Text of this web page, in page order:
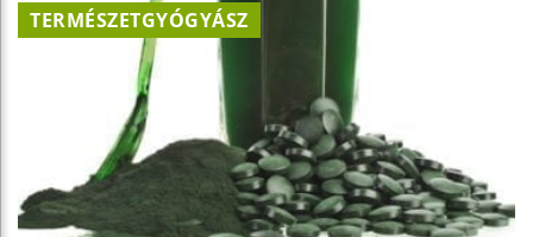
TERMÉSZETGYÓGYÁSZ